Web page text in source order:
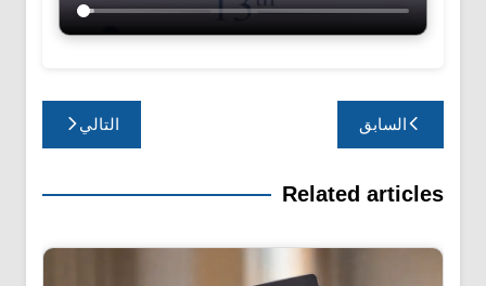
تصفّح
المقالات
السابق التالي
Related articles